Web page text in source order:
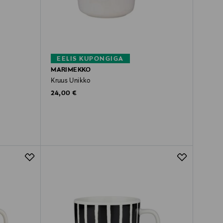
EELIS KUPONGIGA
MARIMEKKO
Kruus Unikko
Original Price
24,00 €